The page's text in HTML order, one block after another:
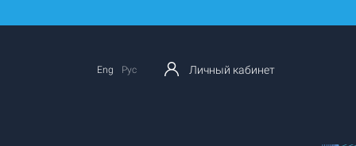
Eng Рус Личный кабинет